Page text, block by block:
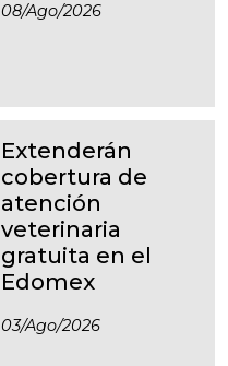
08/ago/2026
Extenderán
cobertura de
atención
veterinaria
gratuita en el
Edomex
03/ago/2026